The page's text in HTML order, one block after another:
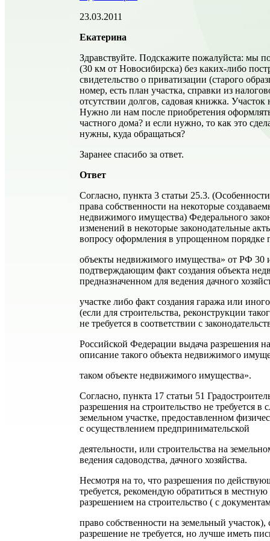
23.03.2011
Екатерина
Здравствуйте. Подскажите пожалуйста: мы
(30 км от Новосибирска) без каких-либо
свидетельство о приватизации (старого
номер, есть план участка, справки из
отсутствии долгов, садовая книжка.
Нужно ли нам после приобретения
частного дома? и если нужно, то как это
нужны, куда обращаться?
Заранее спасибо за ответ.
Ответ
Согласно, пункта 3 статьи 25.3.
права собственности на некоторые
недвижимого имущества) Федерального
изменений в некоторые законодательные
вопросу оформления в упрощенном порядке
объекты недвижимого имущества» от РФ 30
подтверждающим факт создания объекта
предназначенном для ведения дачного
участке либо факт создания гаража или
(если для строительства, реконструкции
не требуется в соответствии с
Российской Федерации выдача разрешения
описание такого объекта недвижимого
таком объекте недвижимого имущества».
Согласно, пункта 17 статьи 51
разрешения на строительство не требуется в
земельном участке, предоставленном
с осуществлением предпринимательской
деятельности, или строительства на
ведения садоводства, дачного хозяйства.
Несмотря на то, что разрешения по
требуется, рекомендую обратиться в
разрешением на строительство ( с
право собственности на земельный участок),
разрешение не требуется, но лучше иметь